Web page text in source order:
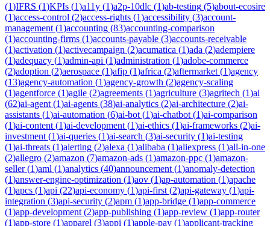
(1)IFRS (1)KPIs (1)a11y (1)a2p-10dlc (1)ab-testing (5)about-ecosire
(1)access-control (2)access-rights (1)accessibility (3)account-
management (1)accounting (83)accounting-comparison
(1)accounting-firms (1)accounts-payable (3)accounts-receivable
(1)activation (1)activecampaign (2)acumatica (1)ada (2)adempiere
(1)adequacy (1)admin-api (1)administration (1)adobe-commerce
(2)adoption (2)aerospace (1)afip (1)africa (2)aftermarket (1)agency
(13)agency-automation (1)agency-growth (2)agency-scaling
(1)agentforce (1)agile (2)agreements (1)agriculture (3)agritech (1)ai
(62)ai-agent (1)ai-agents (38)ai-analytics (2)ai-architecture (2)ai-
assistants (1)ai-automation (6)ai-bot (1)ai-chatbot (1)ai-comparison
(1)ai-content (1)ai-development (1)ai-ethics (1)ai-frameworks (2)ai-
investment (1)ai-queries (1)ai-search (3)ai-security (1)ai-testing
(1)ai-threats (1)alerting (2)alexa (1)alibaba (1)aliexpress (1)all-in-one
(2)allegro (2)amazon (7)amazon-ads (1)amazon-ppc (1)amazon-
seller(1)aml (1)analytics (40)announcement (1)anomaly-detection
(1)answer-engine-optimization (1)aov (1)ap-automation (1)apache
(1)apcs (1)api (22)api-economy (1)api-first (2)api-gateway (1)api-
integration (3)api-security (2)apm (1)app-bridge (1)app-commerce
(1)app-development (2)app-publishing (1)app-review (1)app-router
(1)app-store (1)apparel (3)appi (1)apple-pay (1)applicant-tracking